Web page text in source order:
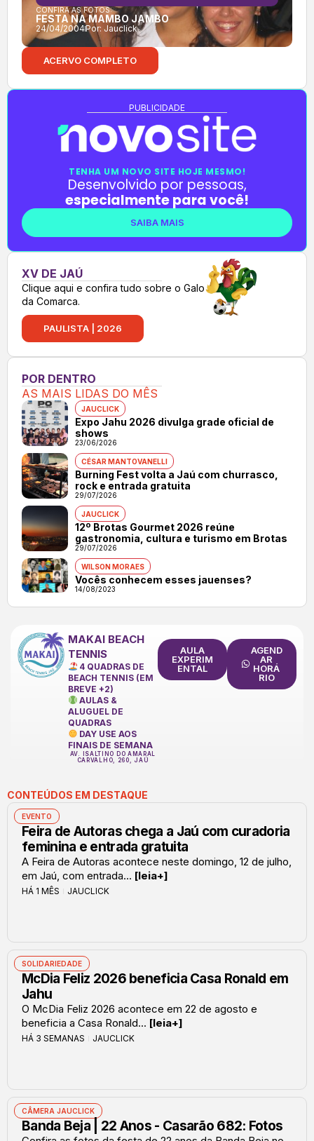
CONFIRA AS FOTOS:
FESTA NA MAMBO JAMBO
24/04/2004Por: Jauclick
ACERVO COMPLETO
PUBLICIDADE
TENHA UM NOVO SITE HOJE MESMO!
Desenvolvido por pessoas,
especialmente para você!
SAIBA MAIS
XV DE JAÚ
Clique aqui e confira tudo sobre o Galo
da Comarca.
PAULISTA | 2026
POR DENTRO
AS MAIS LIDAS DO MÊS
JAUCLICK
Expo Jahu 2026 divulga grade oficial de
shows
23/06/2026
CÉSAR MANTOVANELLI
Burning Fest volta a Jaú com churrasco,
rock e entrada gratuita
29/07/2026
JAUCLICK
12º Brotas Gourmet 2026 reúne
gastronomia, cultura e turismo em Brotas
29/07/2026
WILSON MORAES
Vocês conhecem esses jauenses?
14/08/2023
MAKAI BEACH
TENNIS
4 QUADRAS DE
BEACH TENNIS (EM
BREVE +2)
AULAS &
ALUGUEL DE
QUADRAS
DAY USE AOS
FINAIS DE SEMANA
AV. ISALTINO DO AMARAL
CARVALHO, 260, JAÚ
AULA
EXPERIM
ENTAL
AGEND
AR
HORÁ
RIO
CONTEÚDOS EM DESTAQUE
EVENTO
Feira de Autoras chega a Jaú com curadoria
feminina e entrada gratuita
A Feira de Autoras acontece neste domingo, 12 de julho,
em Jaú, com entrada... [leia+]
HÁ 1 MÊS JAUCLICK
SOLIDARIEDADE
McDia Feliz 2026 beneficia Casa Ronald em
Jahu
O McDia Feliz 2026 acontece em 22 de agosto e
beneficia a Casa Ronald... [leia+]
HÁ 3 SEMANAS JAUCLICK
CÂMERA JAUCLICK
Banda Beja | 22 Anos - Casarão 682: Fotos